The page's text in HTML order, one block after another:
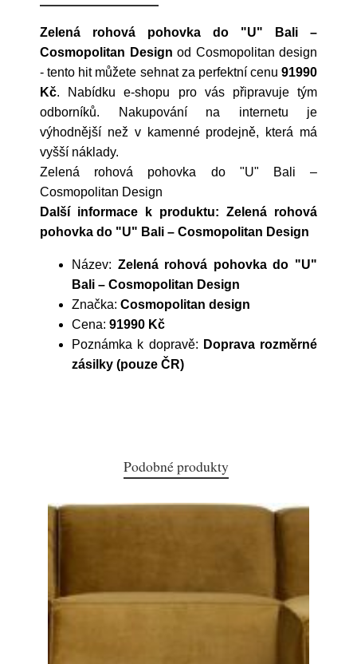
Zelená rohová pohovka do "U" Bali –
Cosmopolitan Design od Cosmopolitan design
- tento hit můžete sehnat za perfektní cenu 91990
Kč. Nabídku e-shopu pro vás připravuje tým
odborníků. Nakupování na internetu je
výhodnější než v kamenné prodejně, která má
vyšší náklady.
Zelená rohová pohovka do "U" Bali –
Cosmopolitan Design
Další informace k produktu: Zelená rohová
pohovka do "U" Bali – Cosmopolitan Design
Název: Zelená rohová pohovka do "U"
Bali – Cosmopolitan Design
Značka: Cosmopolitan design
Cena: 91990 Kč
Poznámka k dopravě: Doprava rozměrné
zásilky (pouze ČR)
Podobné produkty